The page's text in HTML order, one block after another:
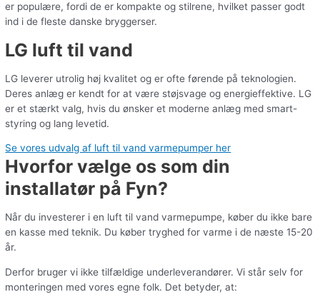
er populære, fordi de er kompakte og stilrene, hvilket passer godt
ind i de fleste danske bryggerser.
LG luft til vand
LG leverer utrolig høj kvalitet og er ofte førende på teknologien.
Deres anlæg er kendt for at være støjsvage og energieffektive. LG
er et stærkt valg, hvis du ønsker et moderne anlæg med smart-
styring og lang levetid.
Se vores udvalg af luft til vand varmepumper her
Hvorfor vælge os som din
installatør på Fyn?
Når du investerer i en luft til vand varmepumpe, køber du ikke bare
en kasse med teknik. Du køber tryghed for varme i de næste 15-20
år.
Derfor bruger vi ikke tilfældige underleverandører. Vi står selv for
monteringen med vores egne folk. Det betyder, at: